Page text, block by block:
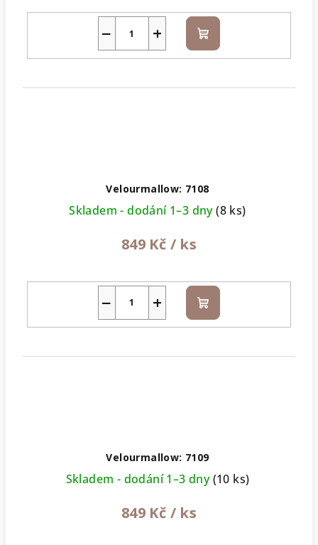
+
− Do
košíku
Velourmallow: 7108
Skladem - dodání 1–3 dny(8 ks)
849 Kč / ks
+
− Do
košíku
Velourmallow: 7109
Skladem - dodání 1–3 dny(10 ks)
849 Kč / ks